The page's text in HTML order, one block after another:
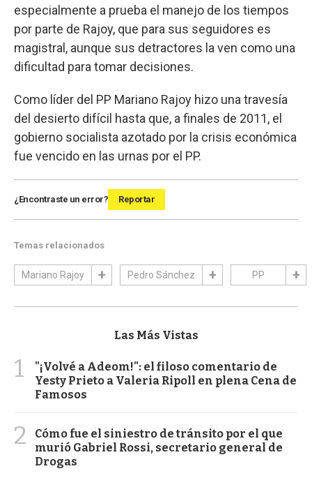
especialmente a prueba el manejo de los tiempos
por parte de Rajoy, que para sus seguidores es
magistral, aunque sus detractores la ven como una
dificultad para tomar decisiones.
Como líder del PP Mariano Rajoy hizo una travesía
del desierto difícil hasta que, a finales de 2011, el
gobierno socialista azotado por la crisis económica
fue vencido en las urnas por el PP.
¿Encontraste un error? Reportar
Temas relacionados
Mariano Rajoy Pedro Sánchez PP
Las Más Vistas
1
"¡Volvé a Adeom!": el filoso comentario de
Yesty Prieto a Valeria Ripoll en plena Cena de
Famosos
2
Cómo fue el siniestro de tránsito por el que
murió Gabriel Rossi, secretario general de
Drogas